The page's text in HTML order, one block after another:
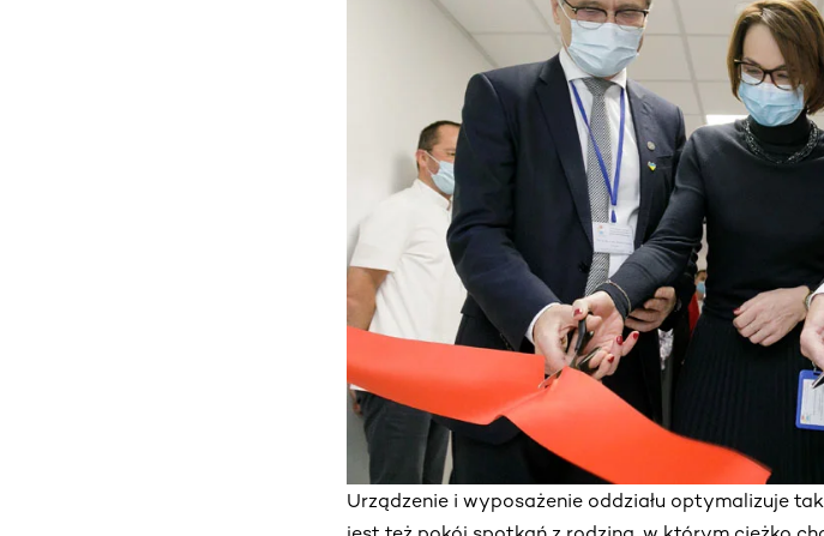
Urządzenie i wyposażenie oddziału optymalizuje